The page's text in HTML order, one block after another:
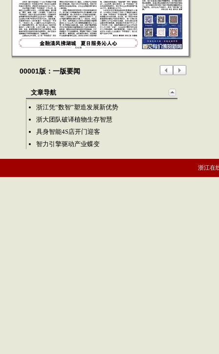
00001版：一版要闻
文章导航
浙江凭“数智”塑造发展新优势
浙大团队破译植物生存智慧
具身智能4S店开门迎客
智力引擎驱动产业蝶变
浙江在